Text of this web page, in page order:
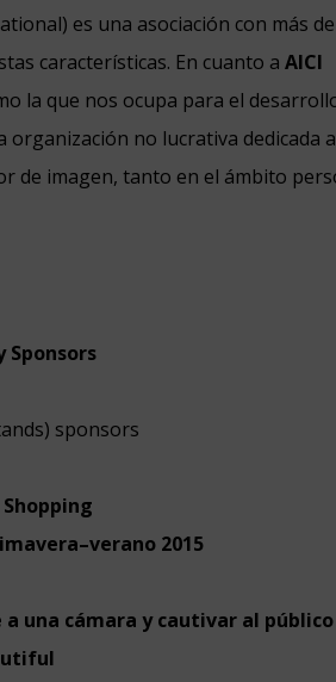
es una asociación con más de
características. En cuanto aAICI
la que nos ocupa para el
organización no lucrativa dedicada a
de imagen, tanto en el ámbito
Sponsors
sponsors
2015
una cámara y cautivar al público